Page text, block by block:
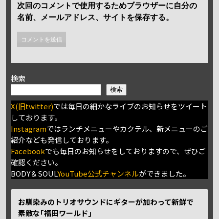
次回のコメントで使用するためブラウザーに自分の
名前、メールアドレス、サイトを保存する。
検索
検索
X(旧twitter)では毎日の細かなライブのお知らせをツイート
しております。
Instagramではランチメニューやカクテル、新メニューのご
紹介なども発信しております。
Facebookでも毎日のお知らせをしておりますので、ぜひご
確認ください。
BODY＆SOULYouTube公式チャンネルができました。
お馴染みのトリオサウンドにギターが加わって新鮮で
素敵な｢福田ワールド｣